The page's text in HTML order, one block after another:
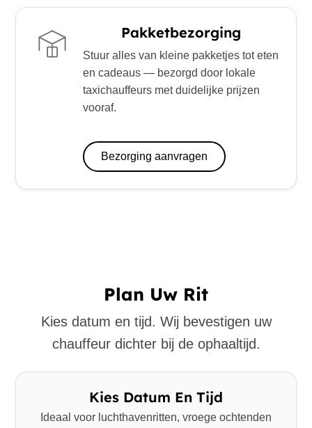
Pakketbezorging
Stuur alles van kleine pakketjes tot eten
en cadeaus — bezorgd door lokale
taxichauffeurs met duidelijke prijzen
vooraf.
Bezorging aanvragen
Plan Uw Rit
Kies datum en tijd. Wij bevestigen uw
chauffeur dichter bij de ophaaltijd.
Kies Datum En Tijd
Ideaal voor luchthavenritten, vroege ochtenden